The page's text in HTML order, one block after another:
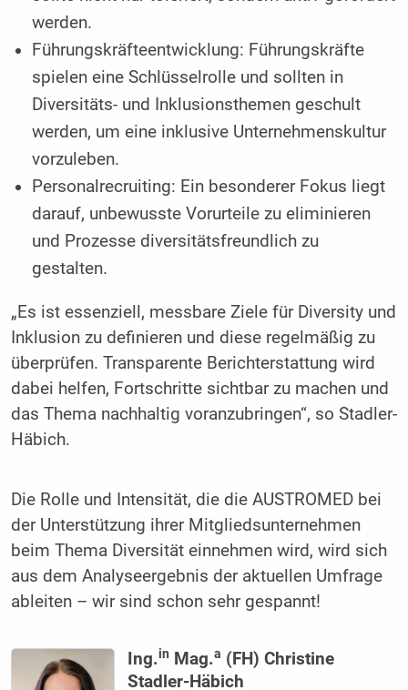
werden.
Führungskräfteentwicklung: Führungskräfte
spielen eine Schlüsselrolle und sollten in
Diversitäts- und Inklusionsthemen geschult
werden, um eine inklusive Unternehmenskultur
vorzuleben.
Personalrecruiting: Ein besonderer Fokus liegt
darauf, unbewusste Vorurteile zu eliminieren
und Prozesse diversitätsfreundlich zu
gestalten.
„Es ist essenziell, messbare Ziele für Diversity und
Inklusion zu definieren und diese regelmäßig zu
überprüfen. Transparente Berichterstattung wird
dabei helfen, Fortschritte sichtbar zu machen und
das Thema nachhaltig voranzubringen“, so Stadler-
Häbich.
Die Rolle und Intensität, die die AUSTROMED bei
der Unterstützung ihrer Mitgliedsunternehmen
beim Thema Diversität einnehmen wird, wird sich
aus dem Analyseergebnis der aktuellen Umfrage
ableiten – wir sind schon sehr gespannt!
Ing.in Mag.a (FH) Christine
Stadler-Häbich